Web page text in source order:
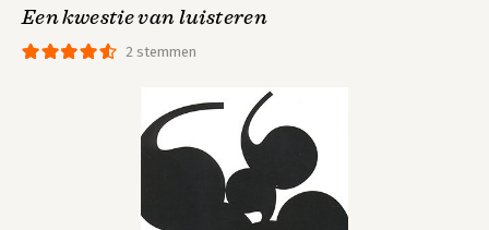
2 stemmen
Een kwestie van luisteren